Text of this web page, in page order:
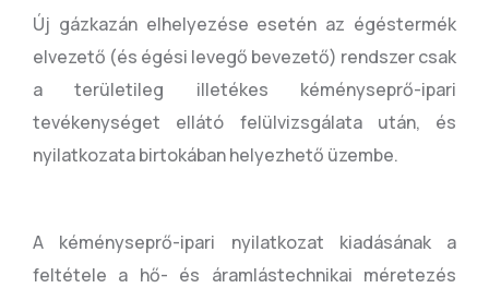
Új gázkazán elhelyezése esetén az égéstermék
elvezető (és égési levegő bevezető) rendszer csak
a területileg illetékes kéményseprő-ipari
tevékenységet ellátó felülvizsgálata után, és
nyilatkozata birtokában helyezhető üzembe.
A kéményseprő-ipari nyilatkozat kiadásának a
feltétele a hő- és áramlástechnikai méretezés